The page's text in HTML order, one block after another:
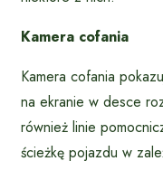
Kamera cofania
Kamera cofania
na ekranie w desce
również linie
ścieżkę pojazdu w